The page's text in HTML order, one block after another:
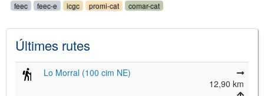
feec feec-e icgc promi-cat comar-cat
Últimes rutes
Lo Morral (100 cim NE)
12,90 km